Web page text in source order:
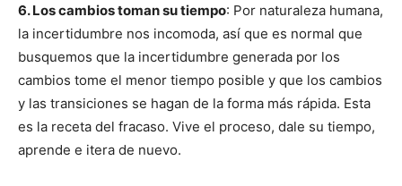
6. Los cambios toman su tiempo: Por naturaleza humana,
la incertidumbre nos incomoda, así que es normal que
busquemos que la incertidumbre generada por los
cambios tome el menor tiempo posible y que los cambios
y las transiciones se hagan de la forma más rápida. Esta
es la receta del fracaso. Vive el proceso, dale su tiempo,
aprende e itera de nuevo.